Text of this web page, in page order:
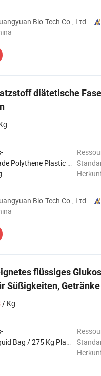
Bio-Tech Co., Ltd.
diätetische
Plastic Bag and Pallet for Po
Bio-Tech Co., Ltd.
flüssiges
Süßigkeiten,
/ Kg
/ 275 Kg Plastic Drum / 1300 Kg I